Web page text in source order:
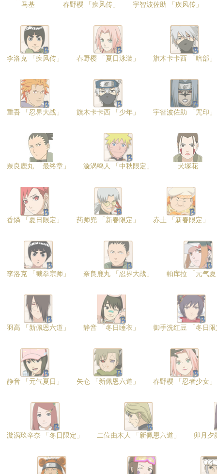
马基 春野樱 「疾风传」 宇智波佐助 「疾风传」
李洛克 「疾风传」 春野樱 「夏日泳装」 旗木卡卡西 「暗部」
重吾 「忍界大战」 旗木卡卡西 「少年」 宇智波佐助 「咒印」
奈良鹿丸 「最终章」 漩涡鸣人 「中秋限定」 犬塚花
香燐 「夏日限定」 药师兜 「新春限定」 赤土 「新春限定」
李洛克 「截拳宗师」 奈良鹿丸 「忍界大战」 帕库拉 「元气
羽高 「新佩恩六道」 静音 「冬日睡衣」 御手洗红豆 「冬日
静音 「元气夏日」 矢仓 「新佩恩六道」 春野樱 「忍者少女」
漩涡玖辛奈 「冬日限定」 二位由木人 「新佩恩六道」 卯月夕